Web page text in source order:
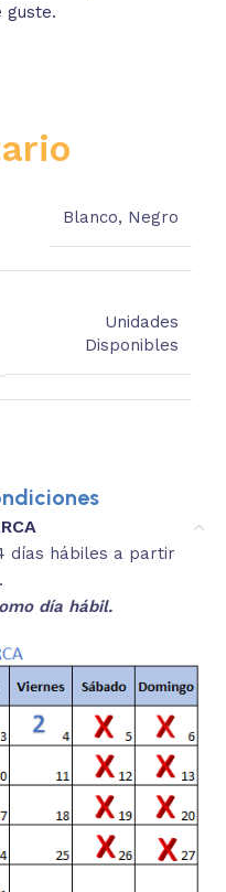
guste.
Blanco, Negro
Unidades
Disponibles
días hábiles a partir
día hábil.